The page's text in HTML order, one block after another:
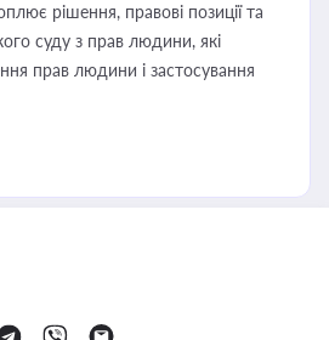
рішення, правові позиції та
суду з прав людини, які
прав людини і застосування